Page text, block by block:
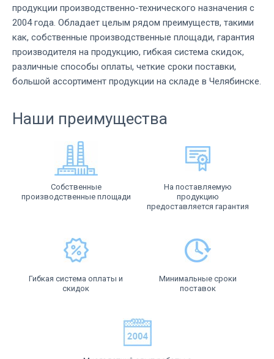
продукции производственно-технического назначения с
2004 года. Обладает целым рядом преимуществ, такими
как, собственные производственные площади, гарантия
производителя на продукцию, гибкая система скидок,
различные способы оплаты, четкие сроки поставки,
большой ассортимент продукции на складе в Челябинске.
Наши преимущества
Собственные
производственные площади
На поставляемую
продукцию
предоставляется гарантия
Гибкая система оплаты и
скидок
Минимальные сроки
поставок